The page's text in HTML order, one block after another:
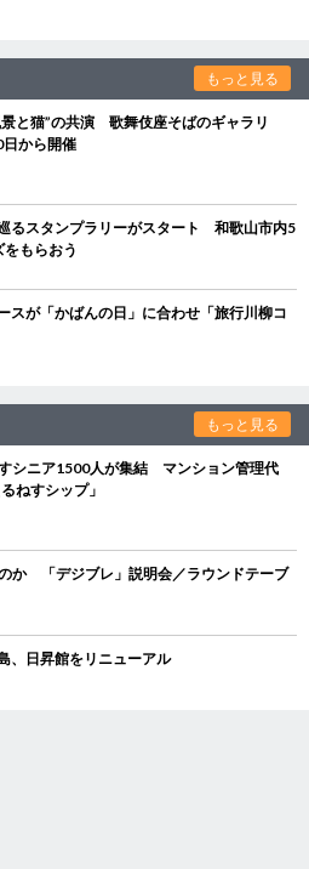
もっと見る
と猫”の共演 歌舞伎座そばのギャラリ
から開催
るスタンプラリーがスタート 和歌山市内5
もらおう
が「かばんの日」に合わせ「旅行川柳コ
もっと見る
すシニア1500人が集結 マンション管理代
ねすシップ」
か 「デジブレ」説明会／ラウンドテーブ
日昇館をリニューアル